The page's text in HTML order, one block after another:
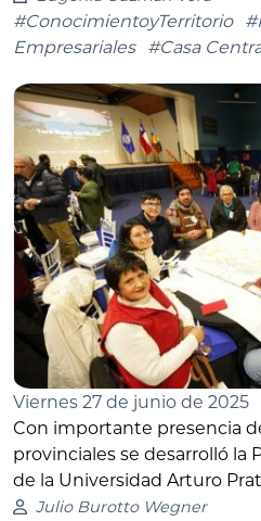
#ConocimientoyTerritorio
Empresariales
#Casa
Viernes 27 de junio de 2025
Con importante presencia
provinciales se desarrolló la
de la Universidad Arturo
Julio Burotto Wegner